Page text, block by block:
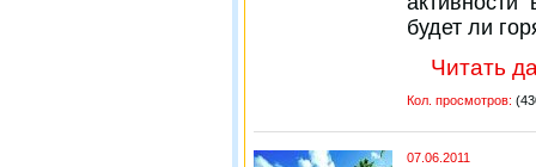
будет ли
Читать
Кол. просмотров:
07.06.2011